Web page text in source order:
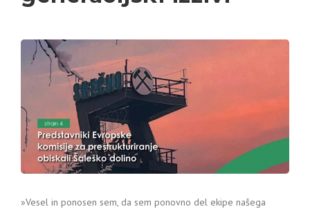
»Vesel in ponosen sem, da sem ponovno del ekipe našega